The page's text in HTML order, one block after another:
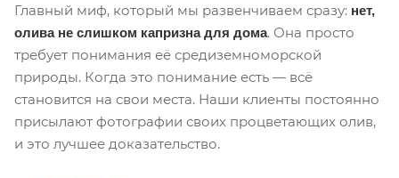
Главный миф, который мы развенчиваем сразу: нет,
олива не слишком капризна для дома. Она просто
требует понимания её средиземноморской
природы. Когда это понимание есть — всё
становится на свои места. Наши клиенты постоянно
присылают фотографии своих процветающих олив,
и это лучшее доказательство.